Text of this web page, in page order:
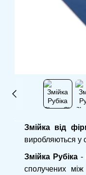
Змійка від
виробляються у
Змійка Рубіка -
сполучених